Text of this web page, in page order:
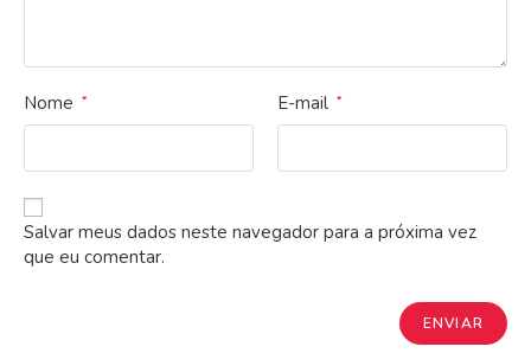
Nome * E-mail *
Salvar meus dados neste navegador para a próxima vez
que eu comentar.